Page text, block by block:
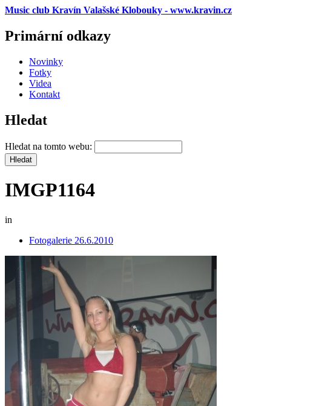
Music club Kravín Valašské Klobouky - www.kravin.cz
Primární odkazy
Novinky
Fotky
Videa
Kontakt
Hledat
Hledat na tomto webu:
IMGP1164
in
Fotogalerie 26.6.2010